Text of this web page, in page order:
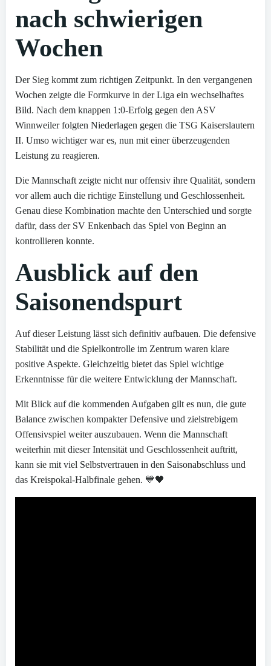
nach schwierigen
Wochen
Der Sieg kommt zum richtigen Zeitpunkt. In den vergangenen
Wochen zeigte die Formkurve in der Liga ein wechselhaftes
Bild. Nach dem knappen 1:0-Erfolg gegen den ASV
Winnweiler folgten Niederlagen gegen die TSG Kaiserslautern
II. Umso wichtiger war es, nun mit einer überzeugenden
Leistung zu reagieren.
Die Mannschaft zeigte nicht nur offensiv ihre Qualität, sondern
vor allem auch die richtige Einstellung und Geschlossenheit.
Genau diese Kombination machte den Unterschied und sorgte
dafür, dass der SV Enkenbach das Spiel von Beginn an
kontrollieren konnte.
Ausblick auf den
Saisonendspurt
Auf dieser Leistung lässt sich definitiv aufbauen. Die defensive
Stabilität und die Spielkontrolle im Zentrum waren klare
positive Aspekte. Gleichzeitig bietet das Spiel wichtige
Erkenntnisse für die weitere Entwicklung der Mannschaft.
Mit Blick auf die kommenden Aufgaben gilt es nun, die gute
Balance zwischen kompakter Defensive und zielstrebigem
Offensivspiel weiter auszubauen. Wenn die Mannschaft
weiterhin mit dieser Intensität und Geschlossenheit auftritt,
kann sie mit viel Selbstvertrauen in den Saisonabschluss und
das Kreispokal-Halbfinale gehen. 💙🖤